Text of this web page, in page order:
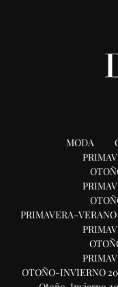
MODA
PRIMAVERA-VERANO
OTOÑO-INVIERNO